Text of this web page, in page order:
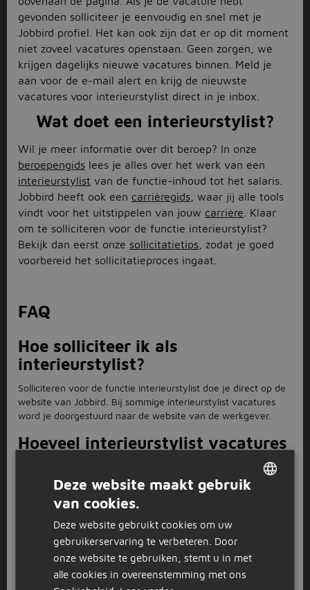
gevonden solliciteer je eenvoudig en snel met je
Jobbird profiel. Het kan ook zijn dat er op dit moment
niet zoveel vacatures openstaan. Geen zorgen, we
krijgen dagelijks nieuwe vacatures binnen. Meld je
aan voor de e-mail alert en krijg de nieuwste
vacatures voor interieurstylist direct in je inbox.
Wat doet een interieurstylist?
Wil je meer informatie over dit beroep? In onze
beroepengids lees je alles over het werk van een
interieurstylist van de functie-inhoud tot het salaris.
Jobbird heeft ook een carrièregids , waar jij alle tools
vindt voor het uitstippelen van jouw carrière . Klaar
om te solliciteren voor de functie interieurstylist?
Bekijk dan eerst onze sollicitatietips , zodat je goed
voorbereid het sollicitatieproces ingaat.
FAQ
Hoe solliciteer ik als
interieurstylist?
Solliciteren voor de functie interieurstylist doe je direct op de
website van Jobbird. Bij sommige interieurstylist vacatures
word je doorgestuurd naar de website van de werkgever.
Hoeveel interieurstylist vacatures
Voor de functie interieurstylist staan er 1 vacatures open.
Sollicitatietips voor
interieurstylist.
Jobbird heeft geweldige tips als je wilt solliciteren voor een
baan als interieurstylist. Bekijk hier de sollicitatietips.
Deze website maakt gebruik
van cookies.
Deze website gebruikt cookies om uw
gebruikerservaring te verbeteren. Door
onze website te gebruiken, stemt u in met
alle cookies in overeenstemming met ons